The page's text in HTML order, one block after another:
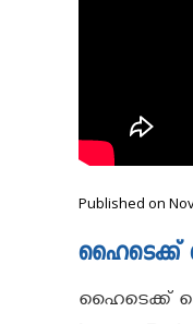
Published on
ഹൈടെക്ക്
ഹൈടെക്ക്